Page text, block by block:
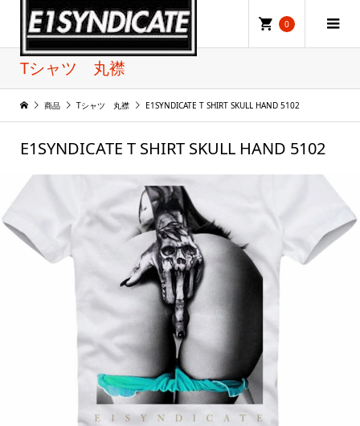
0
Tシャツ 丸襟
商品 Tシャツ 丸襟 E1SYNDICATE T SHIRT SKULL HAND 5102
E1SYNDICATE T SHIRT SKULL HAND 5102